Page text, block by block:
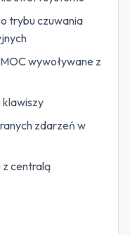
trybu czuwania
wywoływane z
zdarzeń w
z centralą